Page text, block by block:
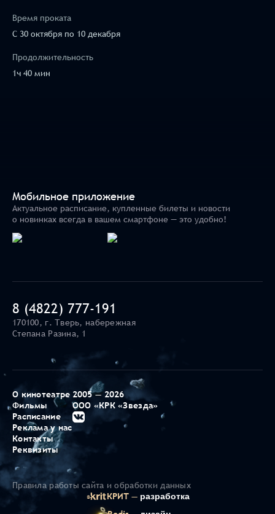
Время проката
C 30 октября по 10 декабря
Продолжительность
1ч 40 мин
Мобильное приложение
Актуальное расписание, купленные билеты и новости
о новинках всегда в вашем смартфоне — это удобно!
8 (4822) 777-191
170100, г. Тверь, набережная
Степана Разина, 1
О кинотеатре
Фильмы
Расписание
Реклама у нас
Контакты
Реквизиты
2005 — 2026
ООО «КРК «Звезда»
Правила работы сайта и обработки данных
КРИТ — разработка